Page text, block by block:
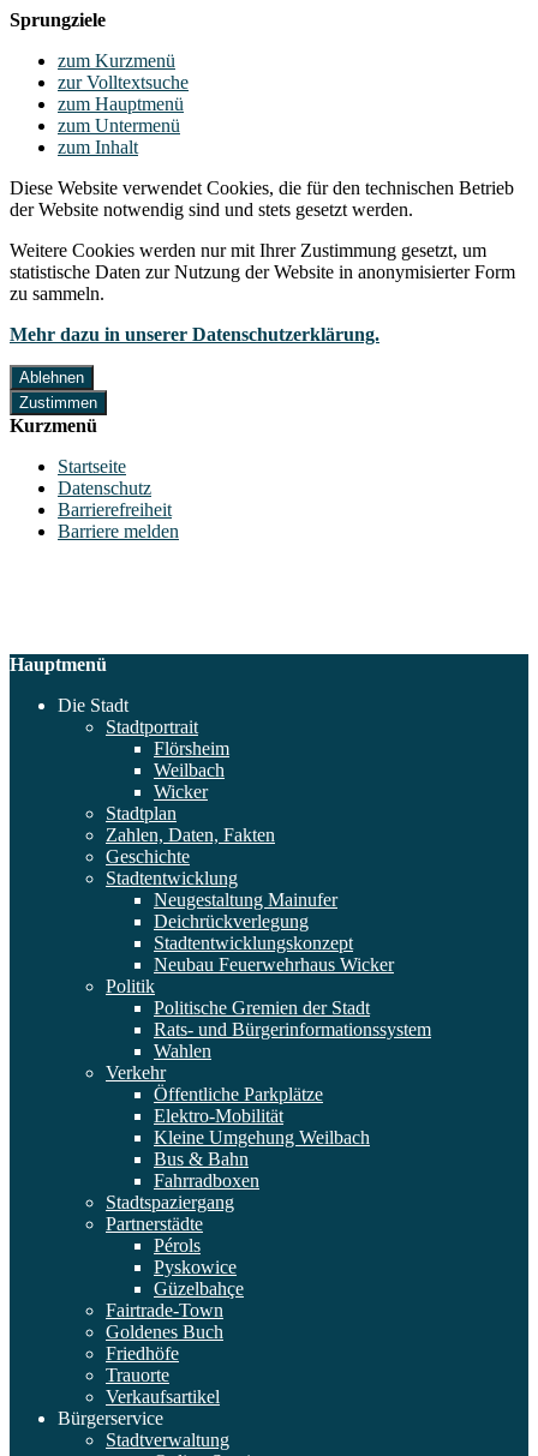
Sprungziele
zum Kurzmenü
zur Volltextsuche
zum Hauptmenü
zum Untermenü
zum Inhalt
Diese Website verwendet Cookies, die für den technischen Betrieb
der Website notwendig sind und stets gesetzt werden.
Weitere Cookies werden nur mit Ihrer Zustimmung gesetzt, um
statistische Daten zur Nutzung der Website in anonymisierter Form
zu sammeln.
Mehr dazu in unserer Datenschutzerklärung.
Ablehnen
Zustimmen
Kurzmenü
Startseite
Datenschutz
Barrierefreiheit
Barriere melden
Hauptmenü
Die Stadt
Stadtportrait
Flörsheim
Weilbach
Wicker
Stadtplan
Zahlen, Daten, Fakten
Geschichte
Stadtentwicklung
Neugestaltung Mainufer
Deichrückverlegung
Stadtentwicklungskonzept
Neubau Feuerwehrhaus Wicker
Politik
Politische Gremien der Stadt
Rats- und Bürgerinformationssystem
Wahlen
Verkehr
Öffentliche Parkplätze
Elektro-Mobilität
Kleine Umgehung Weilbach
Bus & Bahn
Fahrradboxen
Stadtspaziergang
Partnerstädte
Pérols
Pyskowice
Güzelbahçe
Fairtrade-Town
Goldenes Buch
Friedhöfe
Trauorte
Verkaufsartikel
Bürgerservice
Stadtverwaltung